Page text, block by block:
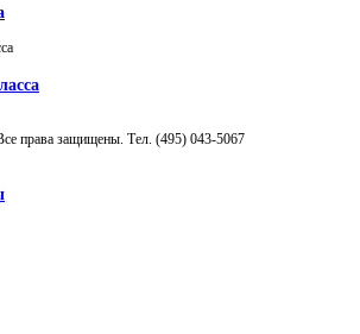
права защищены. Тел. (495) 043-5067